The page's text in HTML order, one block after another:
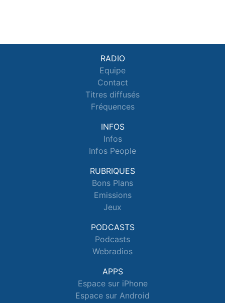
RADIO
Equipe
Contact
Titres diffusés
Fréquences
INFOS
Infos
Infos People
RUBRIQUES
Bons Plans
Emissions
Jeux
PODCASTS
Podcasts
Webradios
APPS
Espace sur iPhone
Espace sur Android